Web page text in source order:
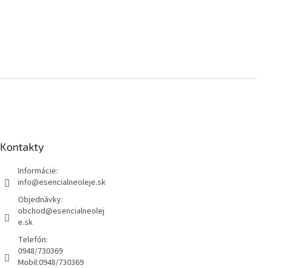
Kontakty
Informácie:
info@esencialneoleje.sk
Objednávky:
obchod@esencialneolej
e.sk
Telefón:
0948/730369
Mobil:0948/730369